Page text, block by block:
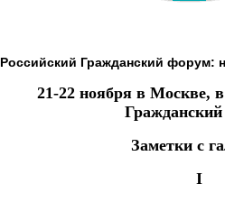
Российский Гражданский форум:
21-22 ноября в Москве,
Заметки с
I